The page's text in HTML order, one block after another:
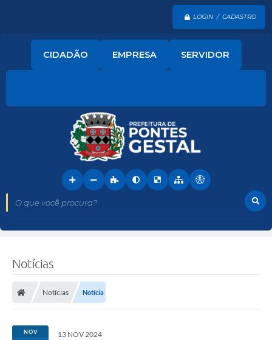
LOGIN / CADASTRO
O que você procura?
CIDADÃO EMPRESA SERVIDOR
Notícias
Notícias Notícia
NOV 13 NOV 2024